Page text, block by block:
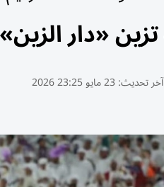
آخر تحديث: 23 مايو 23:25 2026